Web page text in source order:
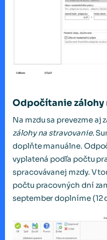
Odpočítanie zálohy
Na mzdu sa prevezme aj
zálohy na stravovanie.
doplňte manuálne.
vyplatená podľa počtu
spracovávanej mzdy. V
počtu pracovných dní
september doplníme (12